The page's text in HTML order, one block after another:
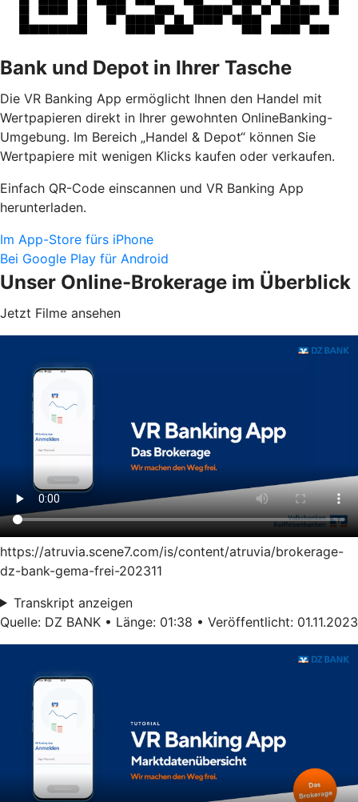
Bank und Depot in Ihrer Tasche
Die VR Banking App ermöglicht Ihnen den Handel mit
Wertpapieren direkt in Ihrer gewohnten OnlineBanking-
Umgebung. Im Bereich „Handel & Depot“ können Sie
Wertpapiere mit wenigen Klicks kaufen oder verkaufen.
Einfach QR-Code einscannen und VR Banking App
herunterladen.
Im App-Store fürs iPhone
Bei Google Play für Android
Unser Online-Brokerage im Überblick
Jetzt Filme ansehen
https://atruvia.scene7.com/is/content/atruvia/brokerage-
dz-bank-gema-frei-202311
Transkript anzeigen
Quelle: DZ BANK • Länge: 01:38 • Veröffentlicht: 01.11.2023